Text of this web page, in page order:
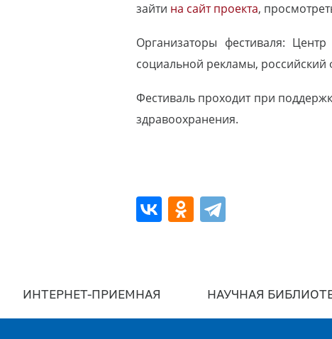
зайти на сайт проекта,
Организаторы фестиваля:
социальной рекламы,
Фестиваль проходит при
здравоохранения.
ИНТЕРНЕТ-ПРИЕМНАЯ НАУЧНАЯ